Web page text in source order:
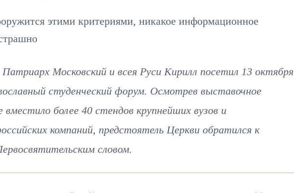
этими критериями, никакое информационное
Московский и всея Руси Кирилл посетил 13 октября
студенческий форум. Осмотрев выставочное
более 40 стендов крупнейших вузов и
компаний, предстоятель Церкви обратился к
словом.